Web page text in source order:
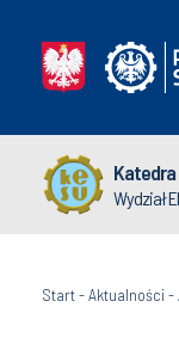
Wydział
Start-Aktualności-